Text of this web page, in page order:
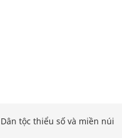
Dân tộc thiểu số và miền núi